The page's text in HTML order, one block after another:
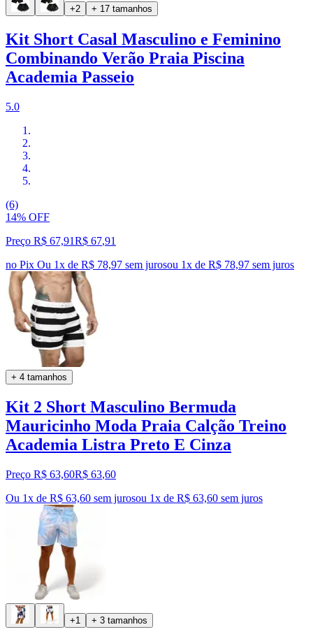
+2 + 17 tamanhos
Kit Short Casal Masculino e Feminino
Combinando Verão Praia Piscina
Academia Passeio
5.0
(6)
14% OFF
Preço R$ 67,91R$ 67,91
no Pix Ou 1x de R$ 78,97 sem jurosou 1x de R$ 78,97 sem juros
+ 4 tamanhos
Kit 2 Short Masculino Bermuda
Mauricinho Moda Praia Calção Treino
Academia Listra Preto E Cinza
Preço R$ 63,60R$ 63,60
Ou 1x de R$ 63,60 sem jurosou 1x de R$ 63,60 sem juros
+1 + 3 tamanhos